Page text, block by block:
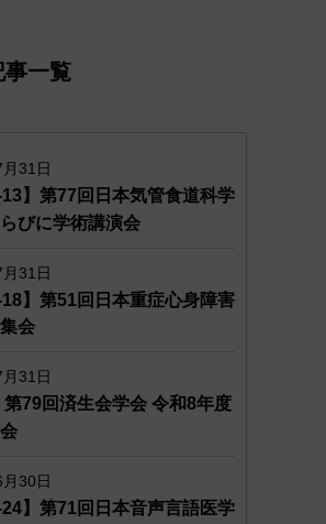
事一覧
31日
13】第77回日本気管食道科学
びに学術講演会
31日
18】第51回日本重症心身障害
会
月31日
第79回済生会学会 令和8年度
月30日
24】第71回日本音声言語医学